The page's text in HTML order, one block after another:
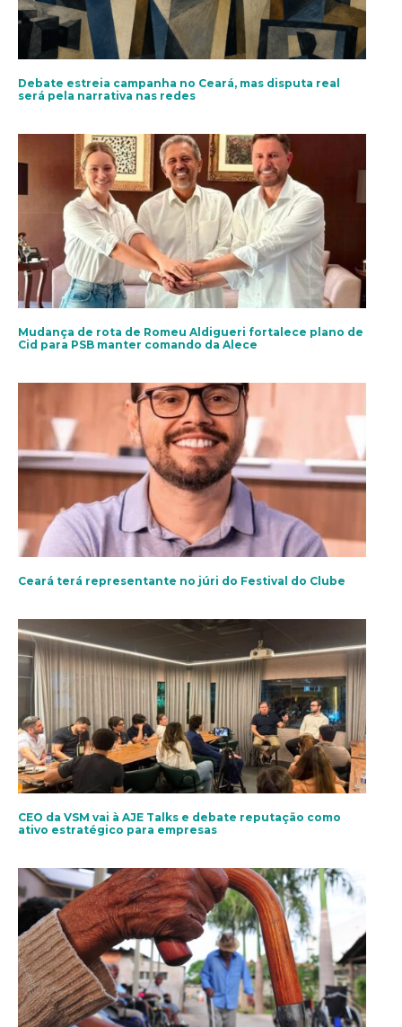
Debate estreia campanha no Ceará, mas disputa real
será pela narrativa nas redes
Mudança de rota de Romeu Aldigueri fortalece plano de
Cid para PSB manter comando da Alece
Ceará terá representante no júri do Festival do Clube
CEO da VSM vai à AJE Talks e debate reputação como
ativo estratégico para empresas